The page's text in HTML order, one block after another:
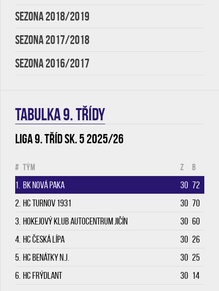
SEZONA 2018/2019
SEZONA 2017/2018
SEZONA 2016/2017
TABULKA 9. třídy
Liga 9. tříd sk. 5 2025/26
# Tým Z B
1. BK Nová Paka 30 72
2. HC Turnov 1931 30 70
3. Hokejový klub Autocentrum Jičín 30 60
4. HC Česká Lípa 30 26
5. HC Benátky n.J. 30 25
6. HC Frýdlant 30 14